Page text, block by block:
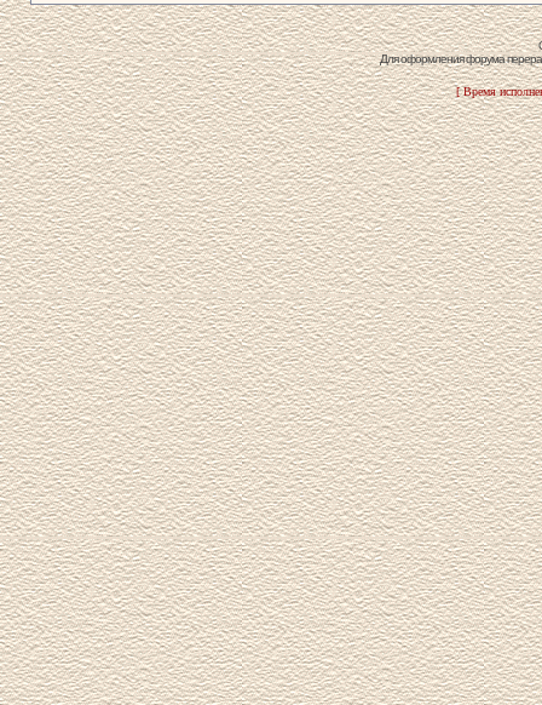
Для оформления форума
[ Время